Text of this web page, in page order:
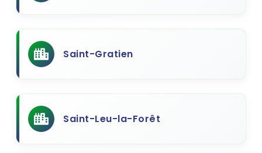
Saint-Gratien
Saint-Leu-la-Forêt